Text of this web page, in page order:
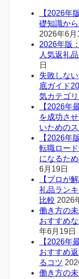
【2026年
礎知識か
2026年6月
2026年版
人気返礼
日
失敗しな
底ガイド
気カテゴ
【2026年
を成功さ
いための
【2026年
転職ロー
になるた
6月19日
【プロが
礼品ラン
比較 2026
働き方の
おすすめ
年6月19日
【2026年
おすすめ
るコツ
働き方の